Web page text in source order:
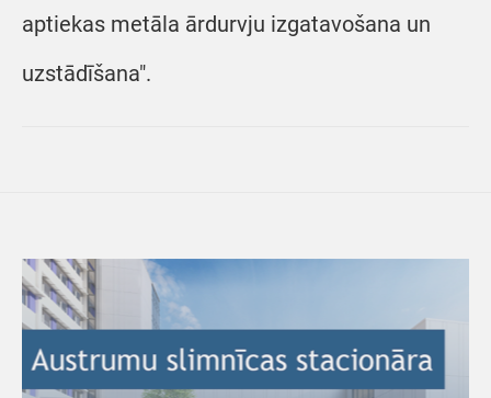
aptiekas metāla ārdurvju izgatavošana un
uzstādīšana".